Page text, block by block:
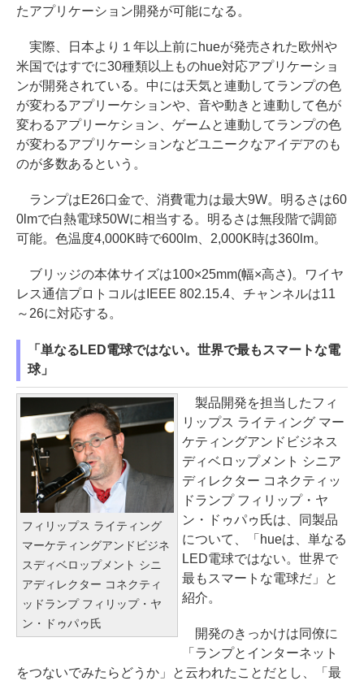
たアプリケーション開発が可能になる。
実際、日本より１年以上前にhueが発売された欧州や
米国ではすでに30種類以上ものhue対応アプリケーショ
ンが開発されている。中には天気と連動してランプの色
が変わるアプリーケションや、音や動きと連動して色が
変わるアプリーケション、ゲームと連動してランプの色
が変わるアプリケーションなどユニークなアイデアのも
のが多数あるという。
ランプはE26口金で、消費電力は最大9W。明るさは60
0lmで白熱電球50Wに相当する。明るさは無段階で調節
可能。色温度4,000K時で600lm、2,000K時は360lm。
ブリッジの本体サイズは100×25mm(幅×高さ)。ワイヤ
レス通信プロトコルはIEEE 802.15.4、チャンネルは11
～26に対応する。
「単なるLED電球ではない。世界で最もスマートな電
球」
フィリップス ライティング
マーケティングアンドビジネ
スディベロップメント シニ
アディレクター コネクティ
ッドランプ フィリップ・ヤ
ン・ドゥパゥ氏
製品開発を担当したフィ
リップス ライティング マー
ケティングアンドビジネス
ディベロップメント シニア
ディレクター コネクティッ
ドランプ フィリップ・ヤ
ン・ドゥパゥ氏は、同製品
について、「hueは、単なる
LED電球ではない。世界で
最もスマートな電球だ」と
紹介。
開発のきっかけは同僚に
「ランプとインターネット
をつないでみたらどうか」と云われたことだとし、「最